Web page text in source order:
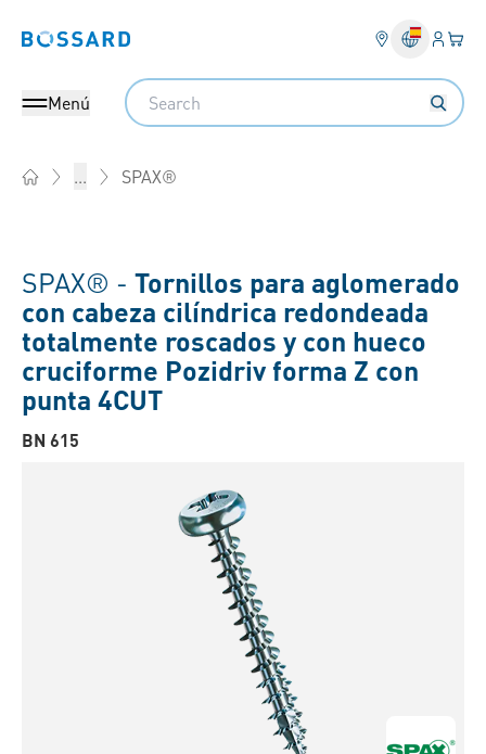
Bossard homepage
Menú
Search
... SPAX®
SPAX® - Tornillos para aglomerado
con cabeza cilíndrica redondeada
totalmente roscados y con hueco
cruciforme Pozidriv forma Z con
punta 4CUT
BN 615